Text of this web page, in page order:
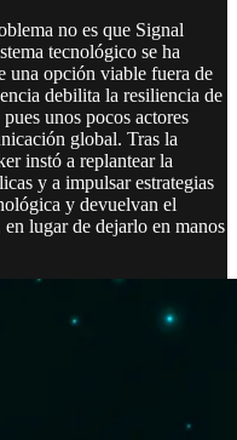
no es que Signal
tecnológico se ha
una opción viable fuera de
debilita la resiliencia de
unos pocos actores
global. Tras la
instó a replantear la
y a impulsar estrategias
y devuelvan el
lugar de dejarlo en manos